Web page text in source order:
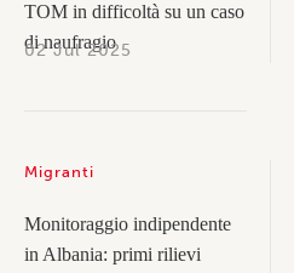
TOM in difficoltà su un caso
di naufragio
02 Jul 2025
Migranti
Monitoraggio indipendente
in Albania: primi rilievi